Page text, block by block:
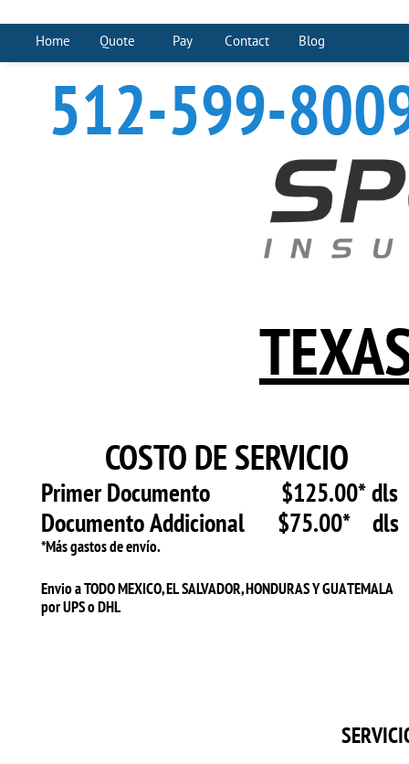
Home Quote Pay Contact Blog
COSTO DE SERVICIO
Primer Documento $125.00* dls
Documento Addicional $75.00* dls
*Más gastos de envío.
Envio a TODO MEXICO, EL SALVADOR, HONDURAS Y GUATEMALA
por UPS o DHL
512-599-